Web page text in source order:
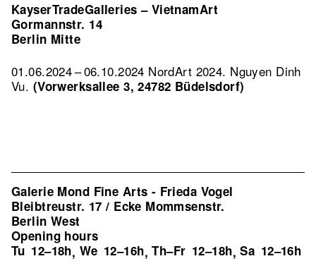
KayserTradeGalleries – VietnamArt
Gormannstr. 14
Berlin Mitte
01.06.2024 – 06.10.2024 NordArt 2024. Nguyen Dinh
Vu. (Vorwerksallee 3, 24782 Büdelsdorf)
Galerie Mond Fine Arts - Frieda Vogel
Bleibtreustr. 17 / Ecke Mommsenstr.
Berlin West
Opening hours
Tu 12–18h, We 12–16h,Th–Fr 12–18h,Sa 12–16h